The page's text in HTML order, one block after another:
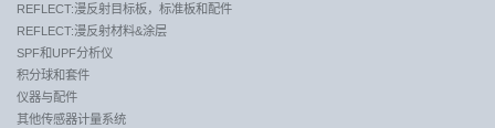
REFLECT:漫反射目标板，标准板和配件
REFLECT:漫反射材料&涂层
SPF和UPF分析仪
积分球和套件
仪器与配件
其他传感器计量系统